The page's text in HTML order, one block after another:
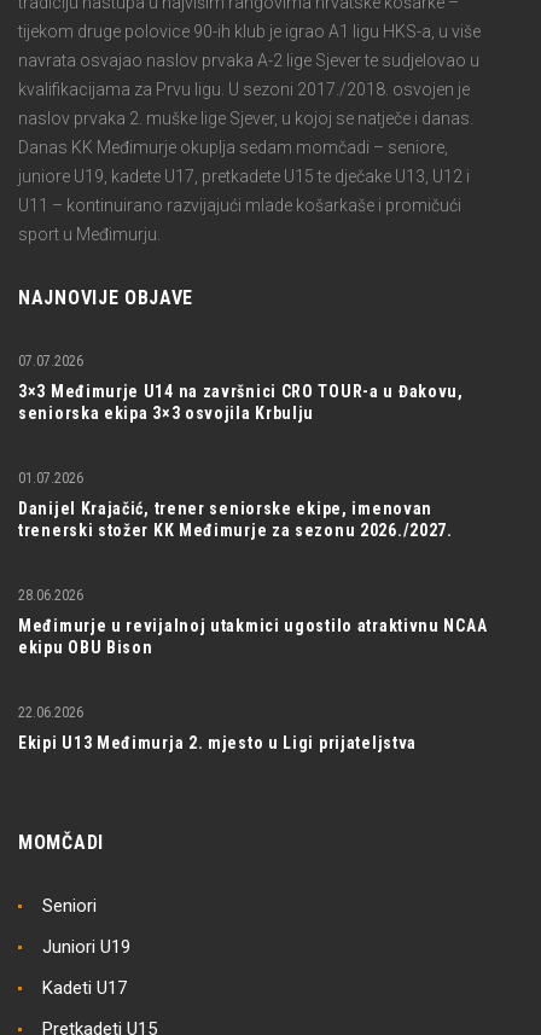
tijekom druge polovice 90-ih klub je igrao A1 ligu HKS-a, u više
navrata osvajao naslov prvaka A-2 lige Sjever te sudjelovao u
kvalifikacijama za Prvu ligu. U sezoni 2017./2018. osvojen je
naslov prvaka 2. muške lige Sjever, u kojoj se natječe i danas.
Danas KK Međimurje okuplja sedam momčadi – seniore,
juniore U19, kadete U17, pretkadete U15 te dječake U13, U12 i
U11 – kontinuirano razvijajući mlade košarkaše i promičući
sport u Međimurju.
NAJNOVIJE OBJAVE
3×3 Međimurje U14 na završnici CRO TOUR-a u Đakovu,
seniorska ekipa 3×3 osvojila Krbulju
07.07.2026
Danijel Krajačić, trener seniorske ekipe, imenovan
trenerski stožer KK Međimurje za sezonu 2026./2027.
01.07.2026
Međimurje u revijalnoj utakmici ugostilo atraktivnu NCAA
ekipu OBU Bison
28.06.2026
Ekipi U13 Međimurja 2. mjesto u Ligi prijateljstva
22.06.2026
MOMČADI
Seniori
Juniori U19
Kadeti U17
Pretkadeti U15